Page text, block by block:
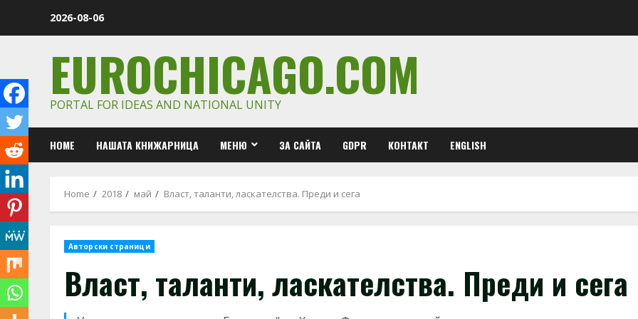
2026-08-06
EUROCHICAGO.COM
PORTAL FOR IDEAS AND NATIONAL UNITY
HOME НАШАТА КНИЖАРНИЦА МЕНЮ ЗА САЙТА GDPR КОНТАКТ ENGLISH
Home 2018 май Власт, таланти, ласкателства. Преди и сега
Авторски страници
Власт, таланти, ласкателства. Преди и сега